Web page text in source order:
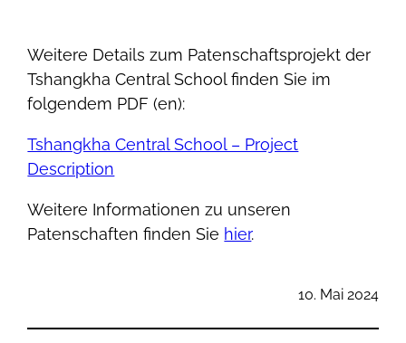
Weitere Details zum Patenschaftsprojekt der
Tshangkha Central School finden Sie im
folgendem PDF (en):
Tshangkha Central School – Project
Description
Weitere Informationen zu unseren
Patenschaften finden Sie hier.
10. Mai 2024